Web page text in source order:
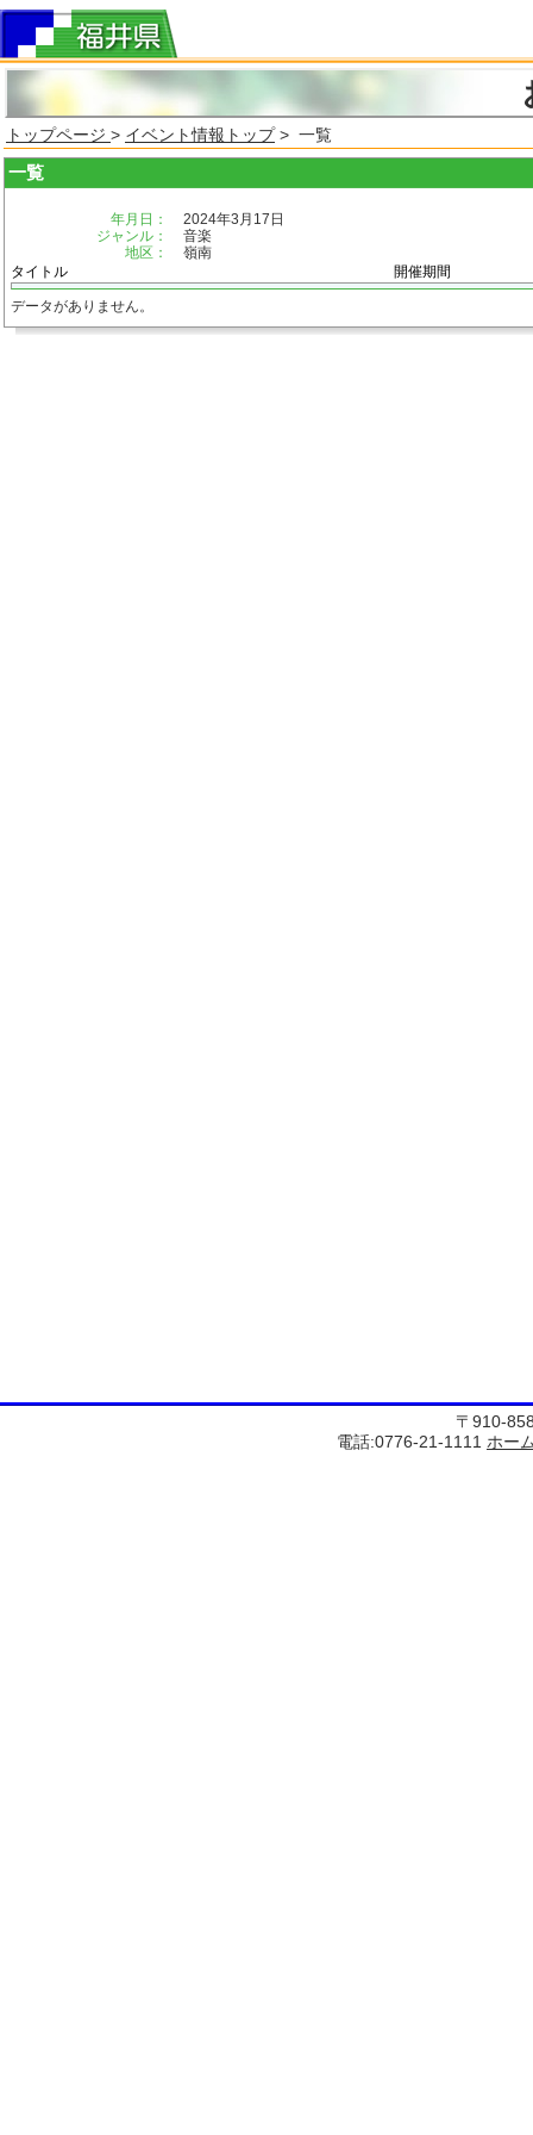
トップページ > イベント情報トップ> 一覧
一覧
年月日：
2024年3月17日
ジャンル：
音楽
地区：
嶺南
タイトル
開催期間
データがありません。
〒910-
電話:0776-21-1111 ホー